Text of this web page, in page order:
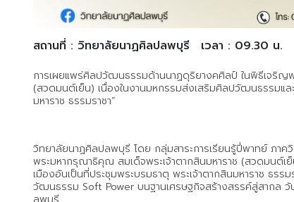
สถานที่ : วิทยาลัยนาฏศิลปลพบุรี เวลา : 09.30 น.
การเผยแพร่ศิลปวัฒนธรรมด้านนาฏดุริยางคศิลป์ ในพิธีเจริ
(สวดมนต์เย็น) เนื่องในงานมหกรรมส่งเสริมศิลปวัฒนธรรมแล
มหาราช ธรรมราชา”
วิทยาลัยนาฏศิลปลพบุรี โดย กลุ่มสาระการเรียนรู้ปี่พาทย์ ภา
พระมหากรุณาธิคุณ สมเด็จพระเจ้าตากสินมหาราช (สวดมนต์
เมืองอันเป็นที่ประชุมพระบรมธาตุ พระเจ้าตากสินมหาราช ธรร
วัฒนธรรม Soft Power บนฐานเศรษฐกิจสร้างสรรค์สู่สากล